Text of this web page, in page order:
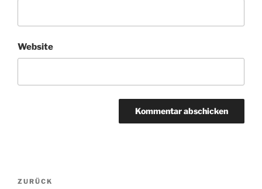
Website
Beitragsnavigation
Vorheriger
ZURÜCK